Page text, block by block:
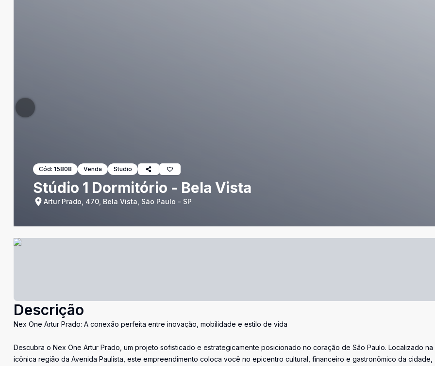
Cód: 15808 Venda Studio
Stúdio 1 Dormitório - Bela Vista
Artur Prado, 470, Bela Vista, São Paulo - SP
Descrição
Nex One Artur Prado: A conexão perfeita entre inovação, mobilidade e estilo de vida
Descubra o Nex One Artur Prado, um projeto sofisticado e estrategicamente posicionado no coração de São Paulo. Localizado na
icônica região da Avenida Paulista, este empreendimento coloca você no epicentro cultural, financeiro e gastronômico da cidade,